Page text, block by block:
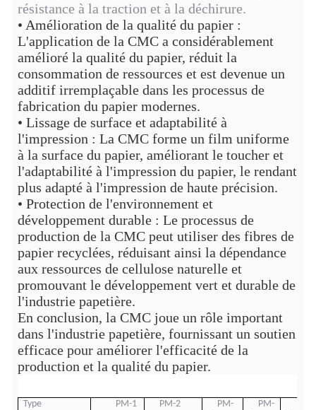
résistance à la traction et à la déchirure.
• Amélioration de la qualité du papier :
L'application de la CMC a considérablement
amélioré la qualité du papier, réduit la
consommation de ressources et est devenue un
additif irremplaçable dans les processus de
fabrication du papier modernes.
• Lissage de surface et adaptabilité à
l'impression : La CMC forme un film uniforme
à la surface du papier, améliorant le toucher et
l'adaptabilité à l'impression du papier, le rendant
plus adapté à l'impression de haute précision.
• Protection de l'environnement et
développement durable : Le processus de
production de la CMC peut utiliser des fibres de
papier recyclées, réduisant ainsi la dépendance
aux ressources de cellulose naturelle et
promouvant le développement vert et durable de
l'industrie papetière.
En conclusion, la CMC joue un rôle important
dans l'industrie papetière, fournissant un soutien
efficace pour améliorer l'efficacité de la
production et la qualité du papier.
Type PM-1 PM-2 PM-
PM-